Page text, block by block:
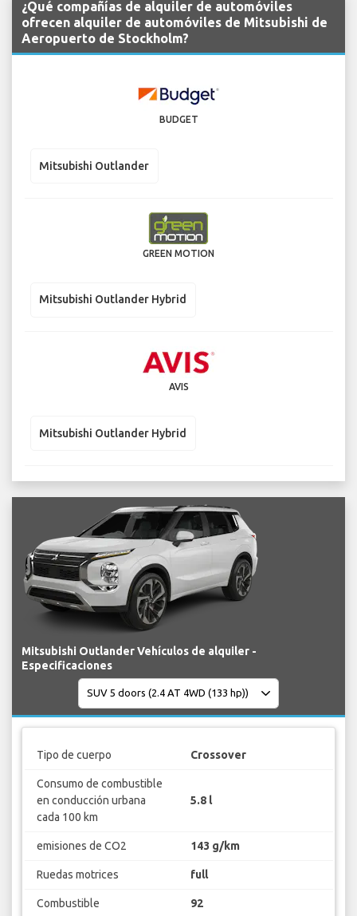
¿Qué compañías de alquiler de automóviles
ofrecen alquiler de automóviles de Mitsubishi de
Aeropuerto de Stockholm?
BUDGET
Mitsubishi Outlander
GREEN MOTION
Mitsubishi Outlander Hybrid
AVIS
Mitsubishi Outlander Hybrid
Mitsubishi Outlander Vehículos de alquiler -
Especificaciones
Tipo de cuerpo Crossover
Consumo de combustible
en conducción urbana
cada 100 km
5.8 l
emisiones de CO2 143 g/km
Ruedas motrices full
Combustible 92